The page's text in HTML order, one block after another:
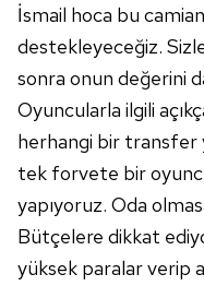
6698 sayılı Kişisel
hazırlanmış
ilgili mevzuata uygun
almak için lütfen
İsmail hoca bu
destekleyeceğiz.
sonra onun değerini
Oyuncularla ilgili
herhangi bir transfer
tek forvete bir
yapıyoruz. Oda
Bütçelere dikkat
yüksek paralar verip